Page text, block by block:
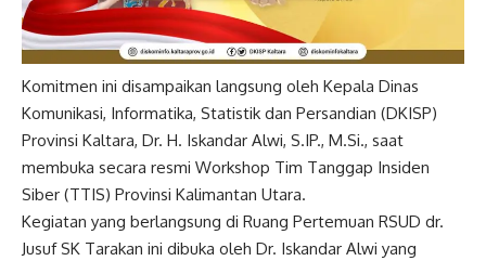
Komitmen ini disampaikan langsung oleh Kepala Dinas
Komunikasi, Informatika, Statistik dan Persandian (DKISP)
Provinsi Kaltara, Dr. H. Iskandar Alwi, S.IP., M.Si., saat
membuka secara resmi Workshop Tim Tanggap Insiden
Siber (TTIS) Provinsi Kalimantan Utara.
Kegiatan yang berlangsung di Ruang Pertemuan RSUD dr.
Jusuf SK Tarakan ini dibuka oleh Dr. Iskandar Alwi yang